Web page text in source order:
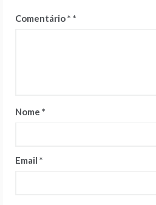
Comentário*
Nome *
Email *